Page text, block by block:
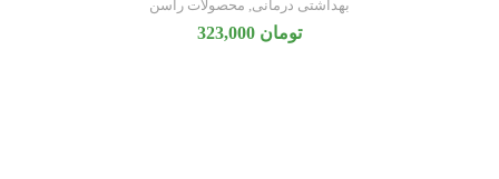
بهداشتی درمانی, محصولات راسن
تومان